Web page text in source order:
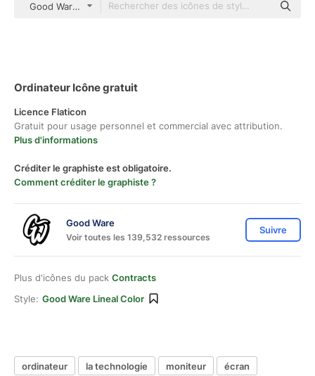
Good Ware Lineal Color
Ordinateur Icône gratuit
Licence Flaticon
Gratuit pour usage personnel et commercial avec attribution.
Plus d'informations
Créditer le graphiste est obligatoire.
Comment créditer le graphiste ?
Good Ware
Voir toutes les 139,532 ressources
Suivre
Plus d'icônes du pack Contracts
Style: Good Ware Lineal Color
ordinateur la technologie moniteur
écran